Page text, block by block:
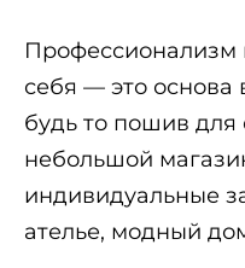
Профессионализм
себя — это основа
будь то пошив для
небольшой
индивидуальные
ателье, модный